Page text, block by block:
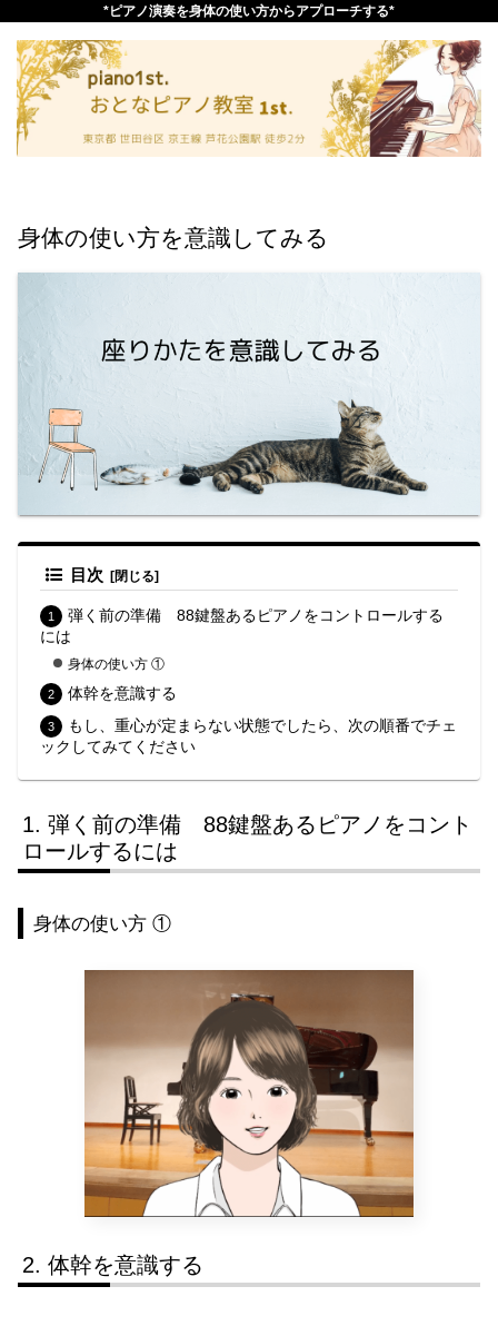
*ピアノ演奏を身体の使い方からアプローチする*
身体の使い方を意識してみる
目次
弾く前の準備 88鍵盤あるピアノをコントロールする
には
身体の使い方 ①
体幹を意識する
もし、重心が定まらない状態でしたら、次の順番でチェ
ックしてみてください
弾く前の準備 88鍵盤あるピアノをコント
ロールするには
身体の使い方 ①
体幹を意識する